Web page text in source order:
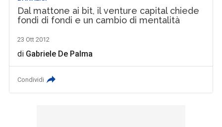
Dal mattone ai bit, il venture capital chiede
fondi di fondi e un cambio di mentalità
23 Ott 2012
di Gabriele De Palma
Condividi